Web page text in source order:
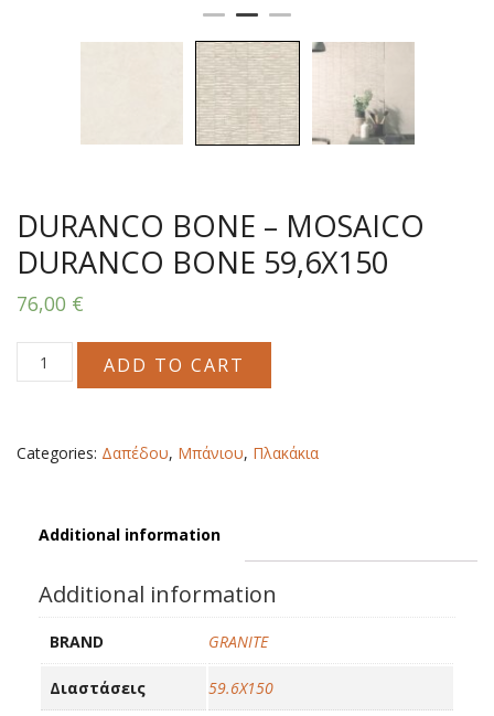
DURANCO BONE – MOSAICO
DURANCO BONE 59,6X150
76,00 €
DURANCO
BONE
DURANCO
BONE
ADD TO CART
Categories: Δαπέδου, Μπάνιου, Πλακάκια
Additional information
Additional information
BRAND GRANITE
Διαστάσεις 59.6X150